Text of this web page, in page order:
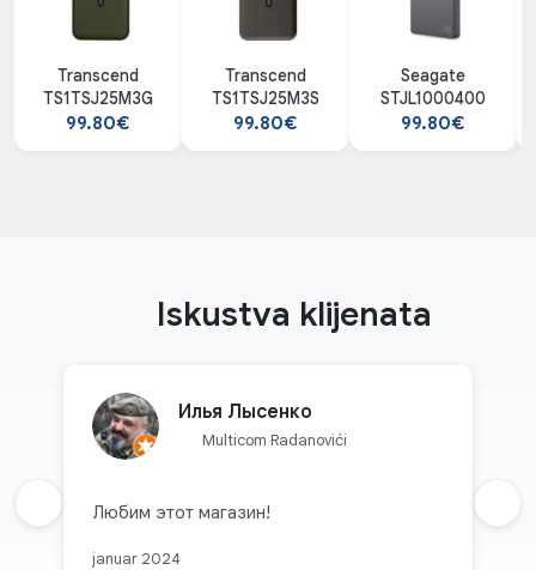
Transcend
TS1TSJ25M3G
99.80€
Transcend
TS1TSJ25M3S
99.80€
Seagate
STJL1000400
99.80€
Iskustva klijenata
Илья Лысенко
Multicom Radanovići
Любим этот магазин!
januar 2024
Prethodna recenzija